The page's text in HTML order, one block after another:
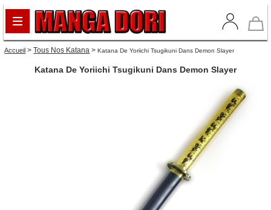
Accueil >Tous Nos Katana >Katana De Yoriichi Tsugikuni Dans Demon Slayer
Katana De Yoriichi Tsugikuni Dans Demon Slayer